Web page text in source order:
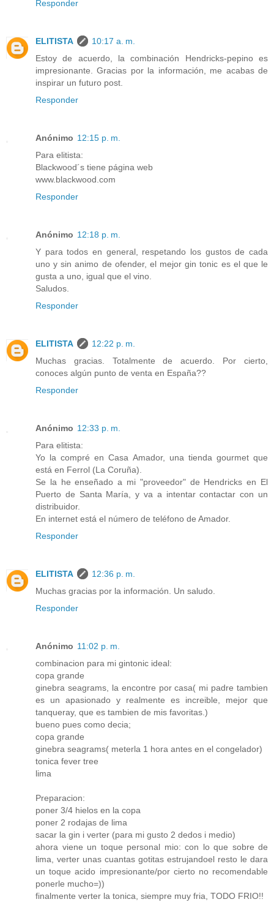
Responder
ELITISTA
10:17 a. m.
Estoy de acuerdo, la combinación Hendricks-pepino es
impresionante. Gracias por la información, me acabas de
inspirar un futuro post.
Responder
Anónimo 12:15 p. m.
Para elitista:
Blackwood´s tiene página web
www.blackwood.com
Responder
Anónimo 12:18 p. m.
Y para todos en general, respetando los gustos de cada
uno y sin animo de ofender, el mejor gin tonic es el que le
gusta a uno, igual que el vino.
Saludos.
Responder
ELITISTA
12:22 p. m.
Muchas gracias. Totalmente de acuerdo. Por cierto,
conoces algún punto de venta en España??
Responder
Anónimo 12:33 p. m.
Para elitista:
Yo la compré en Casa Amador, una tienda gourmet que
está en Ferrol (La Coruña).
Se la he enseñado a mi "proveedor" de Hendricks en El
Puerto de Santa María, y va a intentar contactar con un
distribuidor.
En internet está el número de teléfono de Amador.
Responder
ELITISTA
12:36 p. m.
Muchas gracias por la información. Un saludo.
Responder
Anónimo 11:02 p. m.
combinacion para mi gintonic ideal:
copa grande
ginebra seagrams, la encontre por casa( mi padre tambien
es un apasionado y realmente es increible, mejor que
tanqueray, que es tambien de mis favoritas.)
bueno pues como decia;
copa grande
ginebra seagrams( meterla 1 hora antes en el congelador)
tonica fever tree
lima
Preparacion:
poner 3/4 hielos en la copa
poner 2 rodajas de lima
sacar la gin i verter (para mi gusto 2 dedos i medio)
ahora viene un toque personal mio: con lo que sobre de
lima, verter unas cuantas gotitas estrujandoel resto le dara
un toque acido impresionante/por cierto no recomendable
ponerle mucho=))
finalmente verter la tonica, siempre muy fria, TODO FRIO!!